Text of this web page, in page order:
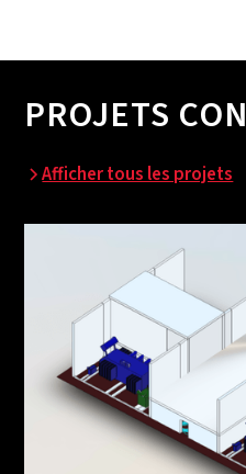
PROJETS
Afficher tous les projets